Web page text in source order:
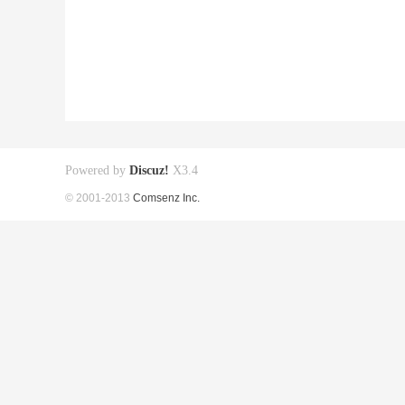
Powered by Discuz! X3.4
© 2001-2013 Comsenz Inc.